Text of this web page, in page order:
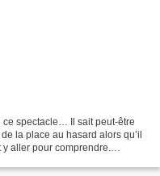
ce spectacle… Il sait peut-être
la place au hasard alors qu’il
aller pour comprendre.